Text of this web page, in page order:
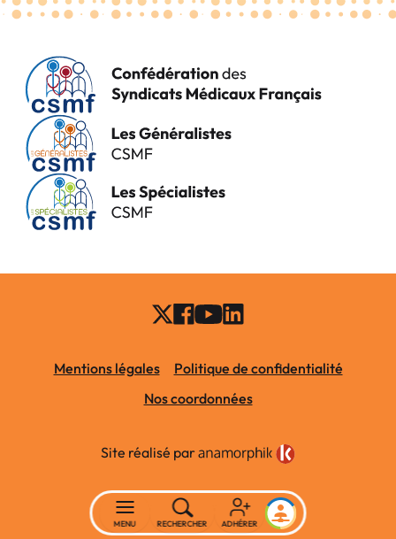
Mentions légales
Politique de confidentialité
Nos coordonnées
Site réalisé par
MENU RECHERCHER ADHÉRER